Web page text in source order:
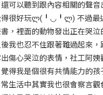
可以聽到跟內容相關的聲音
得很好玩ლ(╹◡╹ლ) 不過最
，裡面的動物發出正在哭泣
我也忍不住跟著難過起來，
傷心哭泣的表情，社工阿姨
得我是個很有共情能力的孩
生活中其實我也很會察言觀